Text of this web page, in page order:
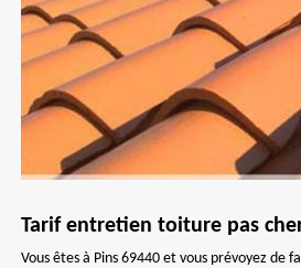
Tarif entretien toiture pas
Vous êtes à Pins 69440 et vous prévoyez de